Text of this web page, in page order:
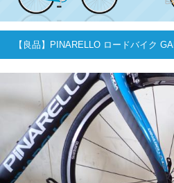
【良品】PINARELLO ロードバイク